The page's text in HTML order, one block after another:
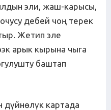
эли, жаш-карысы,
дебей чоң терек
Жетип эле
арык кырына чыга
баштап
картада